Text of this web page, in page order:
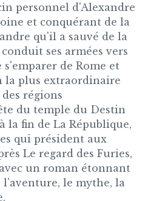
personnel d'Alexandre
et conquérant de la
qu'il a sauvé de la
ses armées vers
de Rome et
la plus extraordinaire
régions
du temple du Destin
la fin de La République,
qui président aux
Le regard des Furies,
un roman étonnant
le mythe, la